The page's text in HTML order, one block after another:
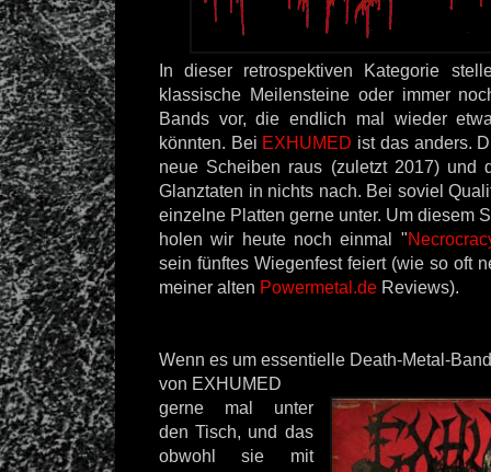
In dieser retrospektiven Kategorie
klassische Meilensteine oder immer
Bands vor, die endlich mal wieder
könnten. Bei EXHUMED ist das anders.
neue Scheiben raus (zuletzt 2017) und
Glanztaten in nichts nach. Bei soviel
einzelne Platten gerne unter. Um diesem
holen wir heute noch einmal "
sein fünftes Wiegenfest feiert (wie so oft
meiner alten Powermetal.de Reviews).
Wenn es um essentielle Death-Metal-
von EXHUMED
gerne mal unter
den Tisch, und das
obwohl sie mit